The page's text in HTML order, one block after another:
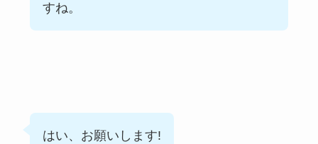
すね。
はい、お願いします!